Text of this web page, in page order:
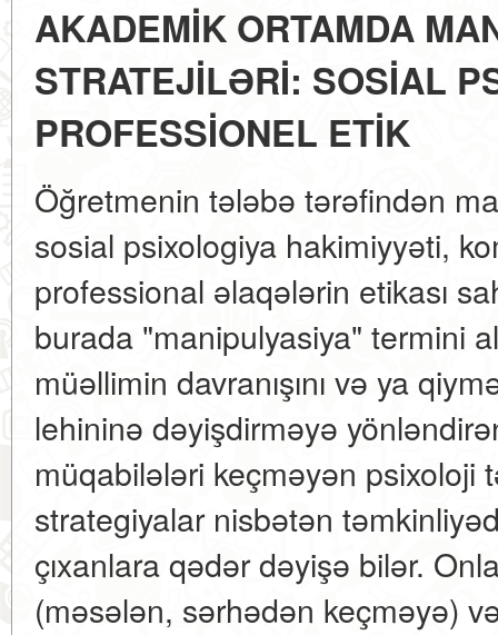
AKADEMİK ORTAMDA
STRATEJİLƏRİ: SOSİAL
PROFESSİONEL ETİK
Öğretmenin tələbə tərəfindən
sosial psixologiya hakimiyyəti,
professional əlaqələrin etikası
burada "manipulyasiya" termini
müəllimin davranışını və ya
lehininə dəyişdirməyə
müqabilələri keçməyən psixoloji
strategiyalar nisbətən
çıxanlara qədər dəyişə bilər.
(məsələn, sərhədən keçməyə)